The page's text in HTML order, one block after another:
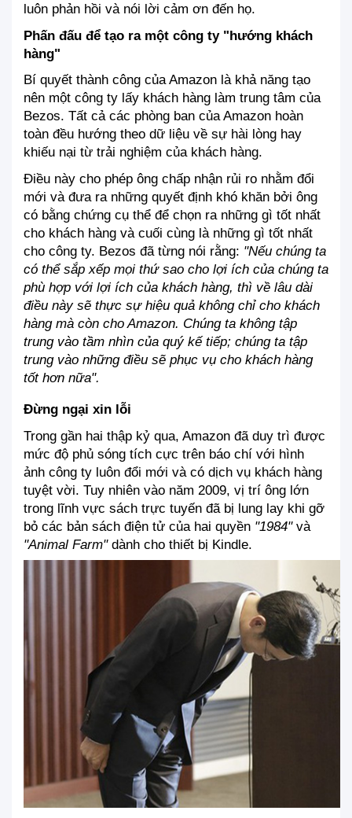
luôn phản hồi và nói lời cảm ơn đến họ.
Phấn đấu để tạo ra một công ty "hướng khách
hàng"
Bí quyết thành công của Amazon là khả năng tạo
nên một công ty lấy khách hàng làm trung tâm của
Bezos. Tất cả các phòng ban của Amazon hoàn
toàn đều hướng theo dữ liệu về sự hài lòng hay
khiếu nại từ trải nghiệm của khách hàng.
Điều này cho phép ông chấp nhận rủi ro nhằm đổi
mới và đưa ra những quyết định khó khăn bởi ông
có bằng chứng cụ thể để chọn ra những gì tốt nhất
cho khách hàng và cuối cùng là những gì tốt nhất
cho công ty. Bezos đã từng nói rằng: "Nếu chúng ta
có thể sắp xếp mọi thứ sao cho lợi ích của chúng ta
phù hợp với lợi ích của khách hàng, thì về lâu dài
điều này sẽ thực sự hiệu quả không chỉ cho khách
hàng mà còn cho Amazon. Chúng ta không tập
trung vào tầm nhìn của quý kế tiếp; chúng ta tập
trung vào những điều sẽ phục vụ cho khách hàng
tốt hơn nữa".
Đừng ngại xin lỗi
Trong gần hai thập kỷ qua, Amazon đã duy trì được
mức độ phủ sóng tích cực trên báo chí với hình
ảnh công ty luôn đổi mới và có dịch vụ khách hàng
tuyệt vời. Tuy nhiên vào năm 2009, vị trí ông lớn
trong lĩnh vực sách trực tuyến đã bị lung lay khi gỡ
bỏ các bản sách điện tử của hai quyền "1984"
"Animal Farm" dành cho thiết bị Kindle.